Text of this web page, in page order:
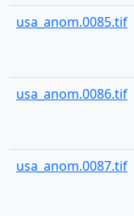
usa_anom.0085.tif
usa_anom.0086.tif
usa_anom.0087.tif